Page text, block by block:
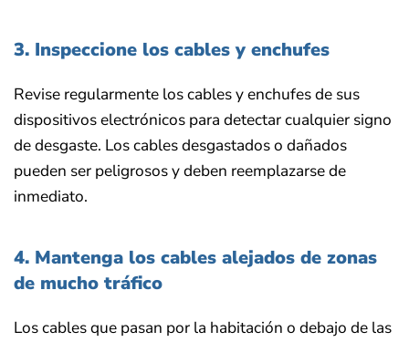
3. Inspeccione los cables y enchufes
Revise regularmente los cables y enchufes de sus
dispositivos electrónicos para detectar cualquier signo
de desgaste. Los cables desgastados o dañados
pueden ser peligrosos y deben reemplazarse de
inmediato.
4. Mantenga los cables alejados de zonas
de mucho tráfico
Los cables que pasan por la habitación o debajo de las